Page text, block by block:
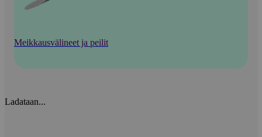
Meikkausvälineet ja peilit
Ladataan...